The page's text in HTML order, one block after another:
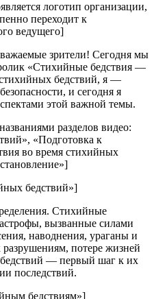
логотип организации,
переходит к
ведущего]
зрители! Сегодня мы
«Стихийные бедствия —
бедствий, я —
и сегодня я
этой важной темы.
разделов видео:
«Подготовка к
во время стихийных
бедствий»]
Стихийные
вызванные силами
наводнения, ураганы и
потере жизней
— первый шаг к их
последствий.
бедствиям»]